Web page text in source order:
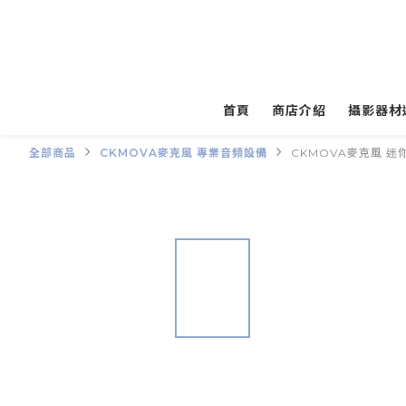
首頁 商店介紹 攝影器材
全部商品 CKMOVA麥克風 專業音頻設備 CKMOVA麥克風 迷